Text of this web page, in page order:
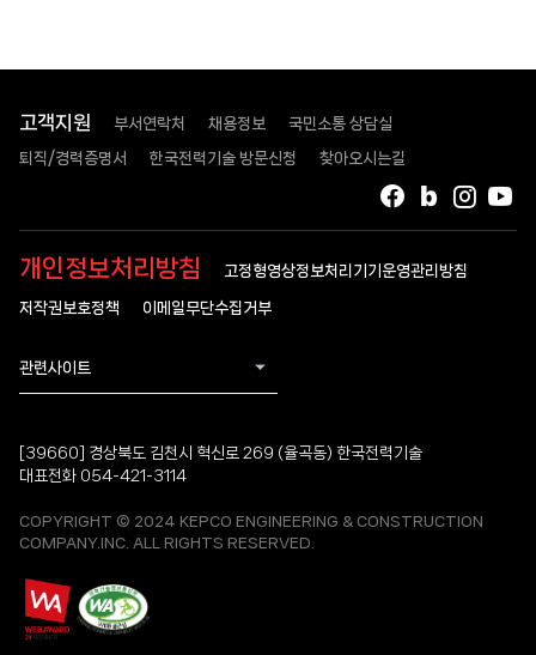
고객지원 부서연락처 채용정보 국민소통 상담실
퇴직/경력증명서 한국전력기술 방문신청 찾아오시는길
인스
블로그
페이스북
개인정보처리방침 고정형영상정보처리기기운영관리방침
저작권보호정책 이메일무단수집거부
관련사이트
[39660] 경상북도 김천시 혁신로 269 (율곡동) 한국전력기술
대표전화 054-421-3114
COPYRIGHT © 2024 KEPCO ENGINEERING & CONSTRUCTION
COMPANY.INC. ALL RIGHTS RESERVED.